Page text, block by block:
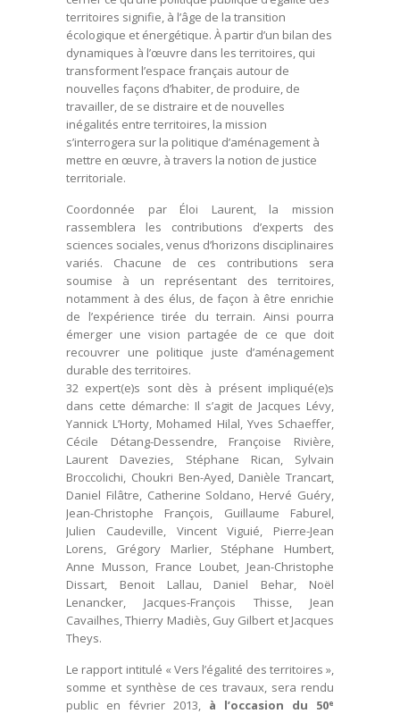
territoires signifie, à l’âge de la transition
écologique et énergétique. À partir d’un bilan des
dynamiques à l’œuvre dans les territoires, qui
transforment l’espace français autour de
nouvelles façons d’habiter, de produire, de
travailler, de se distraire et de nouvelles
inégalités entre territoires, la mission
s’interrogera sur la politique d’aménagement à
mettre en œuvre, à travers la notion de justice
territoriale.
Coordonnée par Éloi Laurent, la mission
rassemblera les contributions d’experts des
sciences sociales, venus d’horizons disciplinaires
variés. Chacune de ces contributions sera
soumise à un représentant des territoires,
notamment à des élus, de façon à être enrichie
de l’expérience tirée du terrain. Ainsi pourra
émerger une vision partagée de ce que doit
recouvrer une politique juste d’aménagement
durable des territoires.
32 expert(e)s sont dès à présent impliqué(e)s
dans cette démarche: Il s’agit de Jacques Lévy,
Yannick L’Horty, Mohamed Hilal, Yves Schaeffer,
Cécile Détang-Dessendre, Françoise Rivière,
Laurent Davezies, Stéphane Rican, Sylvain
Broccolichi, Choukri Ben-Ayed, Danièle Trancart,
Daniel Filâtre, Catherine Soldano, Hervé Guéry,
Jean-Christophe François, Guillaume Faburel,
Julien Caudeville, Vincent Viguié, Pierre-Jean
Lorens, Grégory Marlier, Stéphane Humbert,
Anne Musson, France Loubet, Jean-Christophe
Dissart, Benoit Lallau, Daniel Behar, Noël
Lenancker, Jacques-François Thisse, Jean
Cavailhes, Thierry Madiès, Guy Gilbert et Jacques
Theys.
Le rapport intitulé « Vers l’égalité des territoires »,
somme et synthèse de ces travaux, sera rendu
public en février 2013, à l’occasion du 50e